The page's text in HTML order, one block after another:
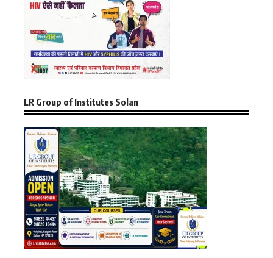
LR Group of Institutes Solan